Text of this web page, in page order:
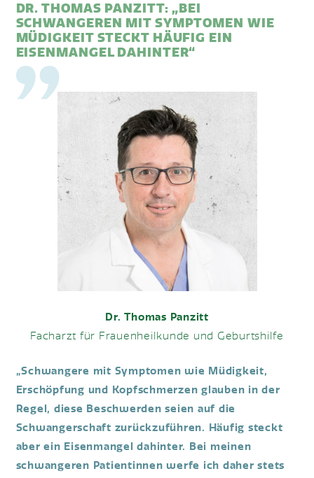
DR. THOMAS PANZITT: „BEI
SCHWANGEREN MIT SYMPTOMEN WIE
MÜDIGKEIT STECKT HÄUFIG EIN
EISENMANGEL DAHINTER“
Dr. Thomas Panzitt
Facharzt für Frauenheilkunde und Geburtshilfe
„Schwangere mit Symptomen wie Müdigkeit,
Erschöpfung und Kopfschmerzen glauben in der
Regel, diese Beschwerden seien auf die
Schwangerschaft zurückzuführen. Häufig steckt
aber ein Eisenmangel dahinter. Bei meinen
schwangeren Patientinnen werfe ich daher stets